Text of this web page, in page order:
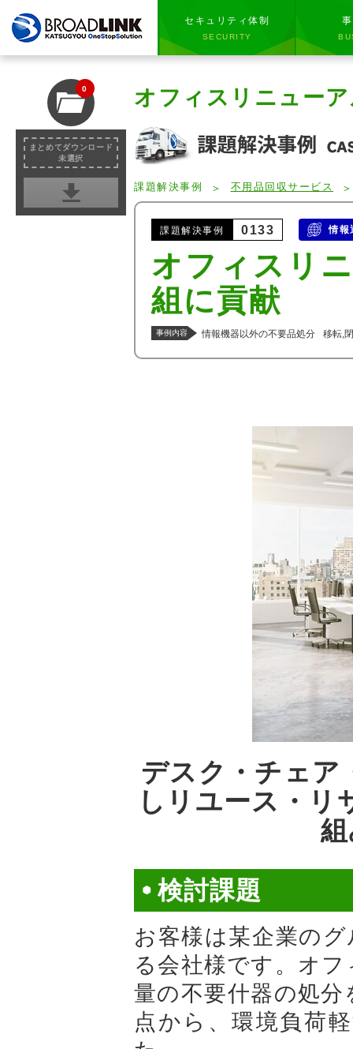
セキュリティ体制
SECURITY
オフィスリニュー
課題解決事例 不用品回収サービス
課題解決事例 0133 情報
オフィスリ
組に貢献
事例内容 情報機器以外の不要品処分 移転,
デスク・チェア
しリユース・リ
検討課題
お客様は某企業の
る会社様です。オ
量の不要什器の処
点から、環境負荷
0
まとめてダウンロード
未選択